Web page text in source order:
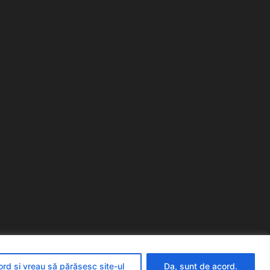
și vreau să părăsesc site-ul Da, sunt de acord.